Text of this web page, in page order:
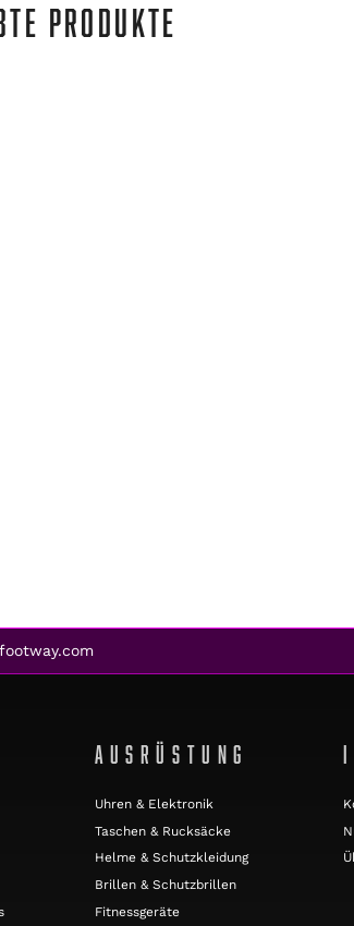
PRODUKTE
AUSRÜSTUNG
Uhren & Elektronik
Taschen & Rucksäcke
Helme & Schutzkleidung
Brillen & Schutzbrillen
Fitnessgeräte